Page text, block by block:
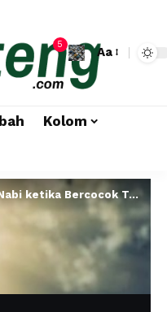
5
Aa
Kolom
Memohon Keberkahan Hasil Panen kepada Allah